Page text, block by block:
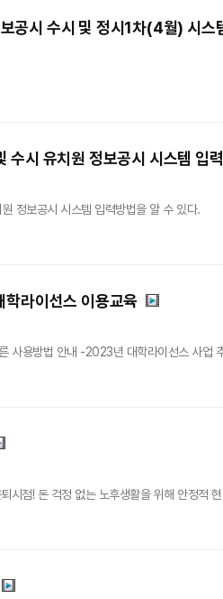
공시 수시 및 정시1차(4월) 시스
시 유치원 정보공시 시스템 입
정보공시 시스템 입력방법을 알 수 있다.
라이선스 이용교육
사용방법 안내 -2023년 대학라이선스 사
시점! 돈 걱정 없는 노후생활을 위해 안정적